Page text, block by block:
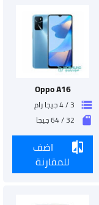
Oppo A16
storage 3 / 4 جيجا رام
sd_storage 32 / 64 جيجا
compare
اضف
للمقارنة